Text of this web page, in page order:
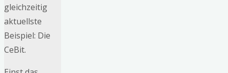
gleichzeitig
aktuellste
Beispiel: Die
CeBit.